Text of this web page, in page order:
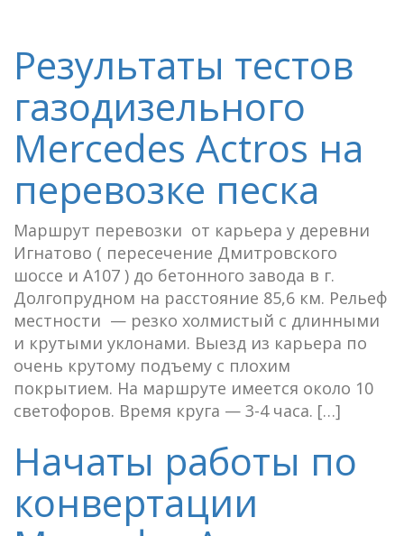
Результаты тестов
газодизельного
Mercedes Actros на
перевозке песка
Маршрут перевозки от карьера у деревни
Игнатово ( пересечение Дмитровского
шоссе и A107 ) до бетонного завода в г.
Долгопрудном на расстояние 85,6 км. Рельеф
местности — резко холмистый с длинными
и крутыми уклонами. Выезд из карьера по
очень крутому подъему с плохим
покрытием. На маршруте имеется около 10
светофоров. Время круга — 3-4 часа. […]
Начаты работы по
конвертации